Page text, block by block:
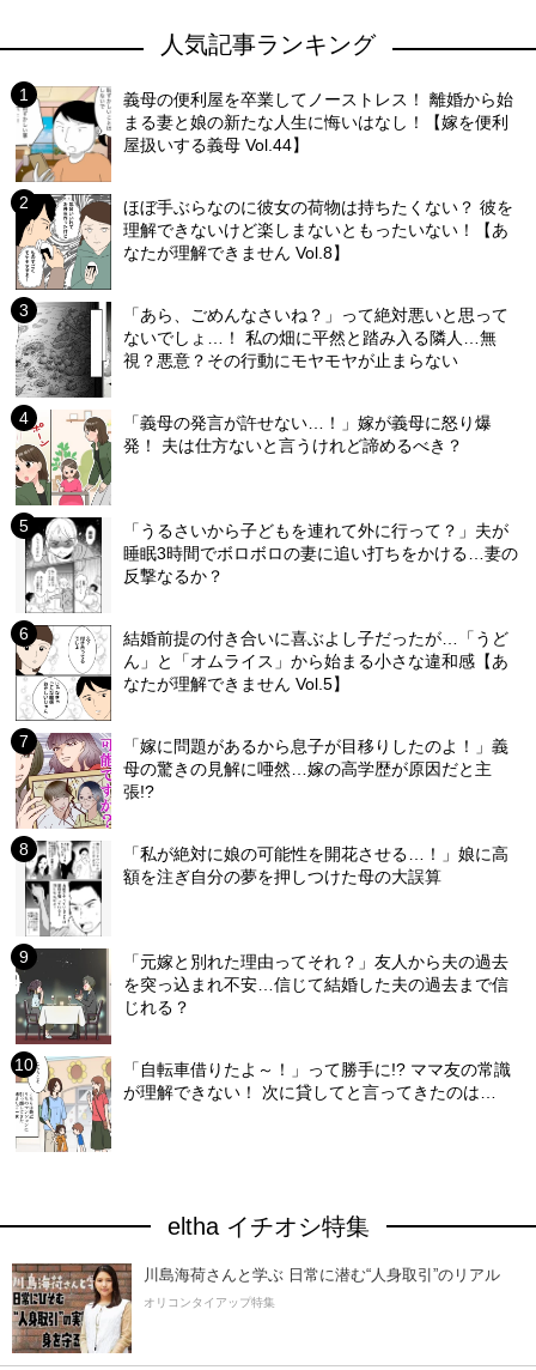
人気記事ランキング
義母の便利屋を卒業してノーストレス！ 離婚から始
まる妻と娘の新たな人生に悔いはなし！【嫁を便利
屋扱いする義母 Vol.44】
ほぼ手ぶらなのに彼女の荷物は持ちたくない？ 彼を
理解できないけど楽しまないともったいない！【あ
なたが理解できません Vol.8】
「あら、ごめんなさいね？」って絶対悪いと思って
ないでしょ…！ 私の畑に平然と踏み入る隣人…無
視？悪意？その行動にモヤモヤが止まらない
「義母の発言が許せない…！」嫁が義母に怒り爆
発！ 夫は仕方ないと言うけれど諦めるべき？
「うるさいから子どもを連れて外に行って？」夫が
睡眠3時間でボロボロの妻に追い打ちをかける…妻の
反撃なるか？
結婚前提の付き合いに喜ぶよし子だったが…「うど
ん」と「オムライス」から始まる小さな違和感【あ
なたが理解できません Vol.5】
「嫁に問題があるから息子が目移りしたのよ！」義
母の驚きの見解に唖然…嫁の高学歴が原因だと主
張!?
「私が絶対に娘の可能性を開花させる…！」娘に高
額を注ぎ自分の夢を押しつけた母の大誤算
「元嫁と別れた理由ってそれ？」友人から夫の過去
を突っ込まれ不安…信じて結婚した夫の過去まで信
じれる？
「自転車借りたよ～！」って勝手に!? ママ友の常識
が理解できない！ 次に貸してと言ってきたのは…
eltha イチオシ特集
川島海荷さんと学ぶ 日常に潜む“人身取引”のリアル
オリコンタイアップ特集